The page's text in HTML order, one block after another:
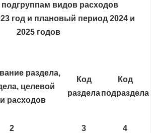
подгруппам видов расходов
год и плановый период 2024 и
2025 годов
раздела,
целевой
расходов
Код
раздела
Код
подраздела
2 3 4